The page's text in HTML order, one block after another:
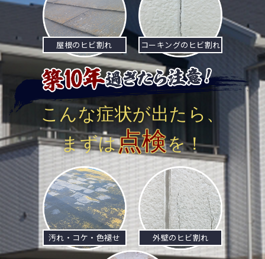
屋根のヒビ割れ コーキングのヒビ割れ
こんな症状が出たら、
まずは点検を！
汚れ・コケ・色褪せ 外壁のヒビ割れ